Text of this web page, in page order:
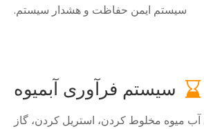
سیستم ایمن حفاظت و هشدار سیستم.
 سیستم فرآوری آبمیوه
میوه مخلوط کردن، استریل کردن، گاز